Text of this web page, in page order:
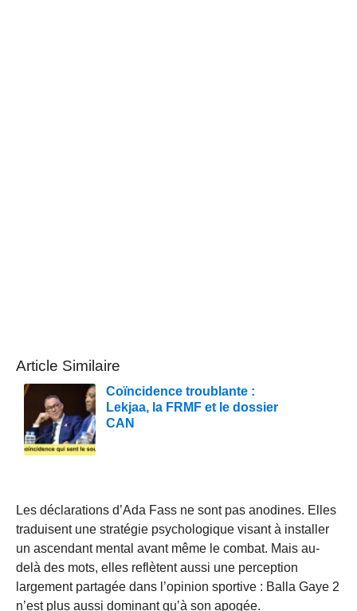
Article Similaire
Coïncidence troublante :
Lekjaa, la FRMF et le dossier
CAN
Les déclarations d’Ada Fass ne sont pas anodines. Elles
traduisent une stratégie psychologique visant à installer
un ascendant mental avant même le combat. Mais au-
delà des mots, elles reflètent aussi une perception
largement partagée dans l’opinion sportive : Balla Gaye 2
n’est plus aussi dominant qu’à son apogée.